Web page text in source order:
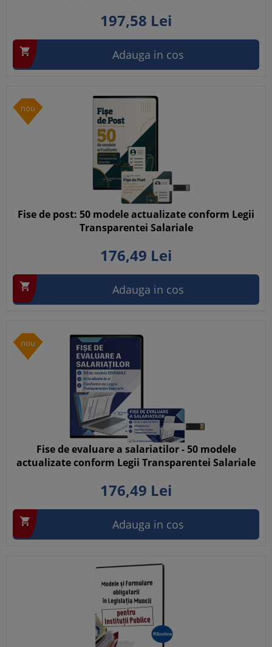
197,58 Lei
 Adauga in cos
nou
Fise de post: 50 modele actualizate conform Legii
Transparentei Salariale
176,49 Lei
 Adauga in cos
nou
Fise de evaluare a salariatilor - 50 modele
actualizate conform Legii Transparentei Salariale
176,49 Lei
 Adauga in cos